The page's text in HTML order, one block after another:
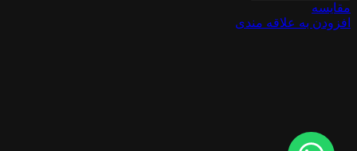
مقایسه
افزودن به علاقه مندی